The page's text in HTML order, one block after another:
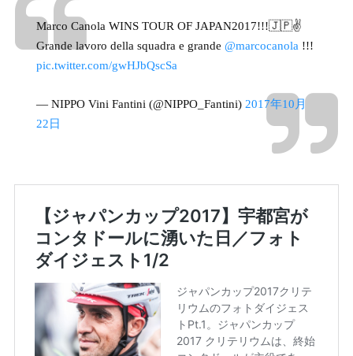
Marco Canola WINS TOUR OF JAPAN2017!!!🇯🇵✌️
Grande lavoro della squadra e grande @marcocanola !!!
pic.twitter.com/gwHJbQscSa
— NIPPO Vini Fantini (@NIPPO_Fantini) 2017年10月
22日